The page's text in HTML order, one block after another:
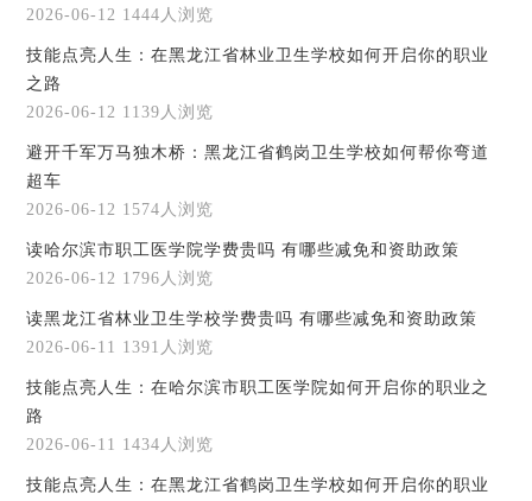
2026-06-12 1444人浏览
技能点亮人生：在黑龙江省林业卫生学校如何开启你的职业
之路
2026-06-12 1139人浏览
避开千军万马独木桥：黑龙江省鹤岗卫生学校如何帮你弯道
超车
2026-06-12 1574人浏览
读哈尔滨市职工医学院学费贵吗 有哪些减免和资助政策
2026-06-12 1796人浏览
读黑龙江省林业卫生学校学费贵吗 有哪些减免和资助政策
2026-06-11 1391人浏览
技能点亮人生：在哈尔滨市职工医学院如何开启你的职业之
路
2026-06-11 1434人浏览
技能点亮人生：在黑龙江省鹤岗卫生学校如何开启你的职业